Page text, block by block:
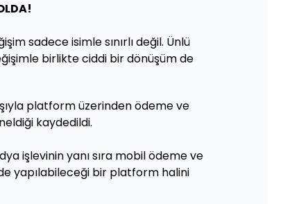
sadece isimle sınırlı değil. Ünlü
birlikte ciddi bir dönüşüm de
platform üzerinden ödeme ve
kaydedildi.
işlevinin yanı sıra mobil ödeme ve
yapılabileceği bir platform halini